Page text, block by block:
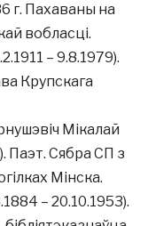
г. Пахаваны на
вобласці.
– 9.8.1979).
Крупскага
Мікалай
Паэт. Сябра СП з
Мінска.
– 20.10.1953).